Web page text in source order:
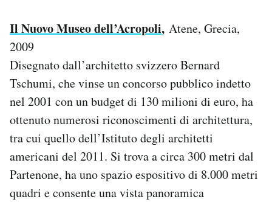
Il Nuovo Museo dell’Acropoli, Atene, Grecia,
2009
Disegnato dall’architetto svizzero Bernard
Tschumi, che vinse un concorso pubblico indetto
nel 2001 con un budget di 130 milioni di euro, ha
ottenuto numerosi riconoscimenti di architettura,
tra cui quello dell’Istituto degli architetti
americani del 2011. Si trova a circa 300 metri dal
Partenone, ha uno spazio espositivo di 8.000 metri
quadri e consente una vista panoramica